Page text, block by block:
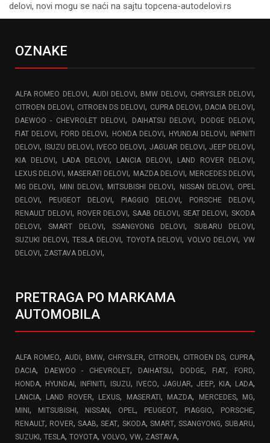
delovi, novi mogu se naći na sajtu topcena-autodelovi.rs
OZNAKE
ALFA ROMEO DELOVI , AUDI DELOVI , BMW DELOVI , CHRYSLER DELOVI ,
CITROEN DELOVI , CITROEN DS DELOVI , CUPRA DELOVI , DACIA DELOVI ,
DAEWOO - CHEVROLET DELOVI, DAIHATSU DELOVI, DODGE DELOVI,
FIAT DELOVI, FORD DELOVI, HONDA DELOVI , HYUNDAI DELOVI ,
INFINITI
DELOVI , ISUZU DELOVI , IVECO DELOVI , JAGUAR DELOVI ,JEEP DELOVI ,
KIA DELOVI , LADA DELOVI , LANCIA DELOVI , LAND ROVER DELOVI ,
LEXUS DELOVI, MASERATI DELOVI, MAZDA DELOVI , MERCEDES DELOVI,
MG DELOVI, MINI DELOVI , MITSUBISHI DELOVI, NISSAN DELOVI , OPEL
DELOVI , PEUGEOT DELOVI , PIAGGIO DELOVI , PORSCHE DELOVI ,
RENAULT DELOVI , ROVER DELOVI, SAAB DELOVI , SEAT DELOVI, SKODA
DELOVI ,SMART DELOVI ,SSANGYONG DELOVI, SUBARU DELOVI,
SUZUKI DELOVI ,TESLA DELOVI , TOYOTA DELOVI, VOLVO DELOVI, VW
DELOVI , ZASTAVA DELOVI ,
PRETRAGA PO MARKAMA
AUTOMOBILA
ALFA ROMEO, AUDI , BMW, CHRYSLER, CITROEN, CITROEN DS, CUPRA,
DACIA, DAEWOO - CHEVROLET, DAIHATSU, DODGE, FIAT, FORD,
HONDA, HYUNDAI , INFINITI , ISUZU, IVECO, JAGUAR, JEEP, KIA, LADA,
LANCIA, LAND ROVER, LEXUS, MASERATI , MAZDA, MERCEDES, MG,
MINI , MITSUBISHI , NISSAN, OPEL, PEUGEOT, PIAGGIO, PORSCHE,
RENAULT, ROVER,SAAB,SEAT, SKODA, SMART, SSANGYONG,SUBARU,
SUZUKI , TESLA, TOYOTA, VOLVO, VW, ZASTAVA,